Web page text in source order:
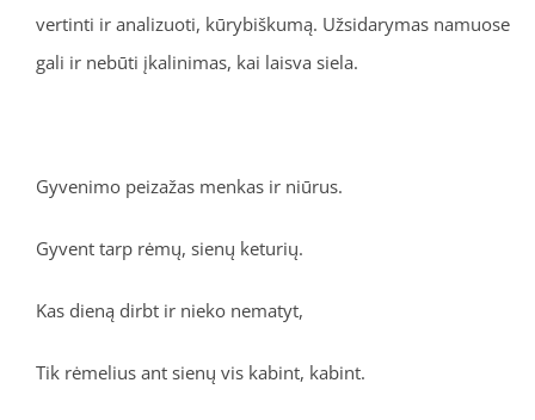
vertinti ir analizuoti, kūrybiškumą. Užsidarymas namuose
gali ir nebūti įkalinimas, kai laisva siela.
Gyvenimo peizažas menkas ir niūrus.
Gyvent tarp rėmų, sienų keturių.
Kas dieną dirbt ir nieko nematyt,
Tik rėmelius ant sienų vis kabint, kabint.